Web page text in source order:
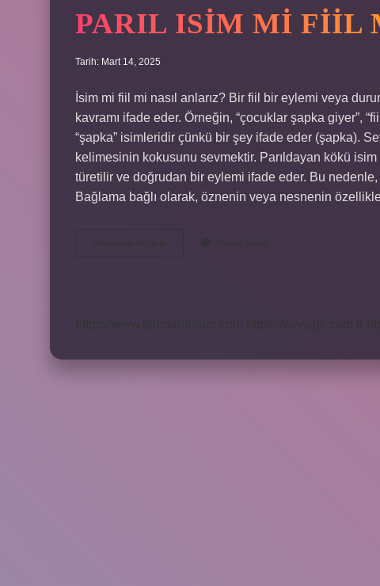
PARIL ISIM MI FIIL
Tarih: Mart 14, 2025
İsim mi fiil mi nasıl anlarız? Bir fiil bir eylemi veya
kavramı ifade eder. Örneğin, “çocuklar şapka giyer”,
“şapka” isimleridir çünkü bir şey ifade eder (şapka).
kelimesinin kokusunu sevmektir. Parıldayan kökü
türetilir ve doğrudan bir eylemi ifade eder. Bu nedenle,
Bağlama bağlı olarak, öznenin veya nesnenin